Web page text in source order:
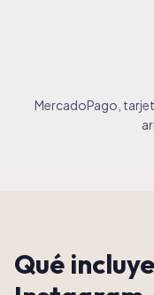
MercadoPago,
Qué